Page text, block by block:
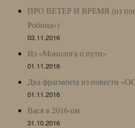
ПРО ВЕТЕР И ВРЕМЯ (из
Робина»)
03.11.2016
Из «Монолога о пути»
01.11.2016
Два фрагмента из повести
01.11.2016
Вася в 2016-ом
31.10.2016